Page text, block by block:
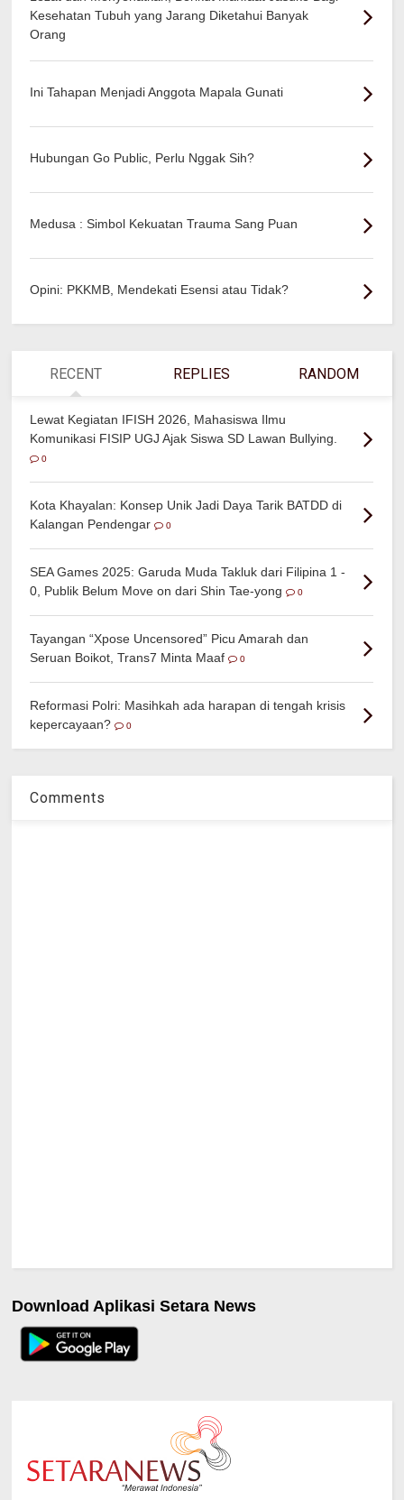
Kesehatan Tubuh yang Jarang Diketahui Banyak
Orang
Ini Tahapan Menjadi Anggota Mapala Gunati
Hubungan Go Public, Perlu Nggak Sih?
Medusa : Simbol Kekuatan Trauma Sang Puan
Opini: PKKMB, Mendekati Esensi atau Tidak?
RECENT REPLIES RANDOM
Lewat Kegiatan IFISH 2026, Mahasiswa Ilmu
Komunikasi FISIP UGJ Ajak Siswa SD Lawan Bullying.
0
Kota Khayalan: Konsep Unik Jadi Daya Tarik BATDD di
Kalangan Pendengar
0
SEA Games 2025: Garuda Muda Takluk dari Filipina 1 -
0, Publik Belum Move on dari Shin Tae-yong
0
Tayangan “Xpose Uncensored” Picu Amarah dan
Seruan Boikot, Trans7 Minta Maaf
0
Reformasi Polri: Masihkah ada harapan di tengah krisis
kepercayaan?
0
Comments
Download Aplikasi Setara News